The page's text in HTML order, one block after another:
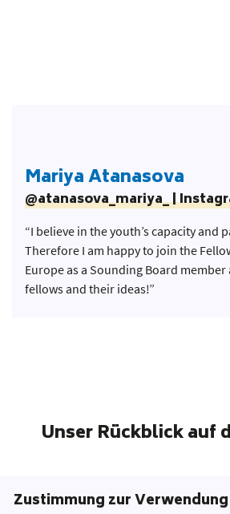
Mariya Atanasova
@atanasova_mariya_ |
“I believe in the youth’s capacity and
Therefore I am happy to join the
Europe as a Sounding Board
fellows and their ideas!”
Unser Rückblick auf
Zustimmung zur